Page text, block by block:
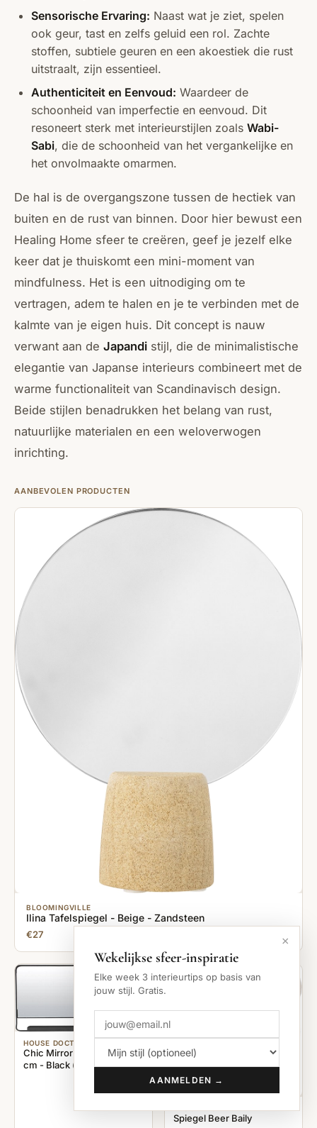
Sensorische Ervaring: Naast wat je ziet, spelen
ook geur, tast en zelfs geluid een rol. Zachte
stoffen, subtiele geuren en een akoestiek die rust
uitstraalt, zijn essentieel.
Authenticiteit en Eenvoud: Waardeer de
schoonheid van imperfectie en eenvoud. Dit
resoneert sterk met interieurstijlen zoals Wabi-
Sabi, die de schoonheid van het vergankelijke en
het onvolmaakte omarmen.
De hal is de overgangszone tussen de hectiek van
buiten en de rust van binnen. Door hier bewust een
Healing Home sfeer te creëren, geef je jezelf elke
keer dat je thuiskomt een mini-moment van
mindfulness. Het is een uitnodiging om te
vertragen, adem te halen en je te verbinden met de
kalmte van je eigen huis. Dit concept is nauw
verwant aan de Japandi stijl, die de minimalistische
elegantie van Japanse interieurs combineert met de
warme functionaliteit van Scandinavisch design.
Beide stijlen benadrukken het belang van rust,
natuurlijke materialen en een weloverwogen
inrichting.
AANBEVOLEN PRODUCTEN
BLOOMINGVILLE
Ilina Tafelspiegel - Beige - Zandsteen
€27
HOUSE DOCTOR
Chic Mirror Large 80 x 40
cm - Black (ph0801)
Spiegel Beer Baily
×
Wekelijkse sfeer-inspiratie
Elke week 3 interieurtips op basis van
jouw stijl. Gratis.
AANMELDEN →